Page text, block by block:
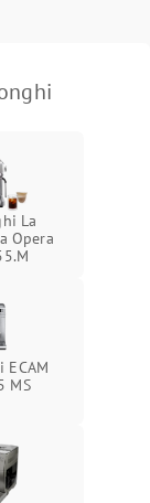
La
Opera
ECAM
MS